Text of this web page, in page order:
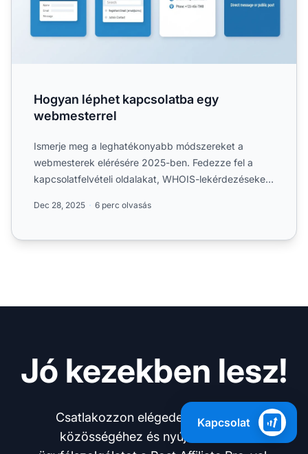
Hogyan léphet kapcsolatba egy
webmesterrel
Ismerje meg a leghatékonyabb módszereket a
webmesterek elérésére 2025-ben. Fedezze fel a
kapcsolatfelvételi oldalakat, WHOIS-lekérdezéseket,
Dec 28, 2025 6 perc olvasás
Jó kezekben lesz!
Csatlakozzon elégedett ügyfeleink
közösségéhez és nyújtson kiváló
Kapcsolat